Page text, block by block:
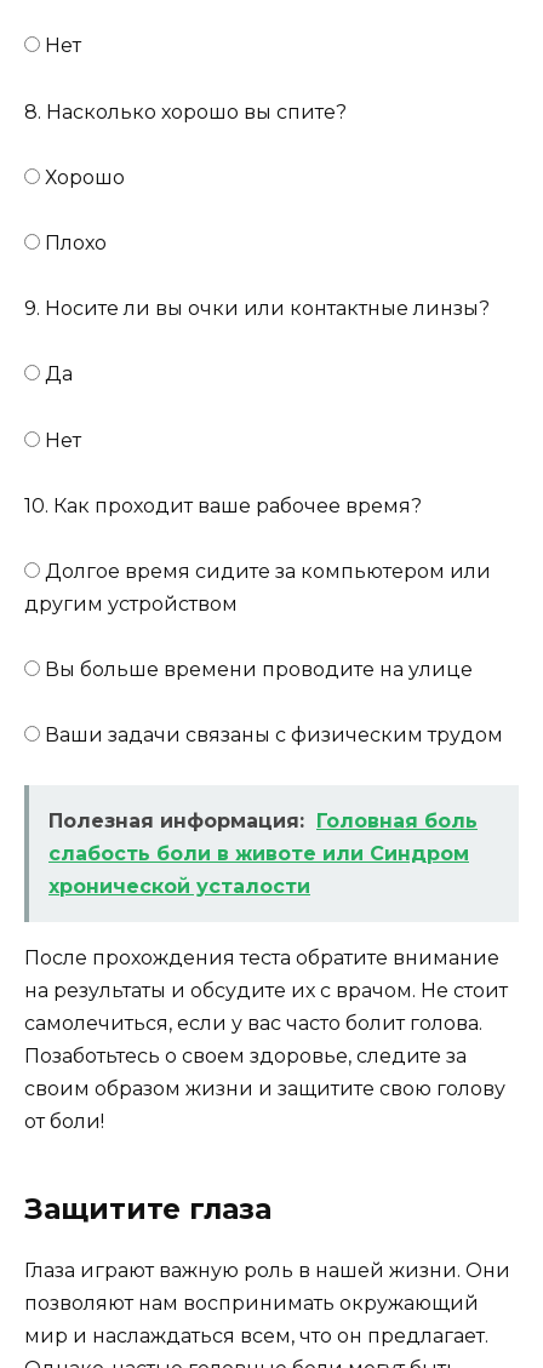
Нет
8. Насколько хорошо вы спите?
Хорошо
Плохо
9. Носите ли вы очки или контактные линзы?
Да
Нет
10. Как проходит ваше рабочее время?
Долгое время сидите за компьютером или
другим устройством
Вы больше времени проводите на улице
Ваши задачи связаны с физическим трудом
Полезная информация: Головная боль
слабость боли в животе или Синдром
хронической усталости
После прохождения теста обратите внимание
на результаты и обсудите их с врачом. Не стоит
самолечиться, если у вас часто болит голова.
Позаботьтесь о своем здоровье, следите за
своим образом жизни и защитите свою голову
от боли!
Защитите глаза
Глаза играют важную роль в нашей жизни. Они
позволяют нам воспринимать окружающий
мир и наслаждаться всем, что он предлагает.